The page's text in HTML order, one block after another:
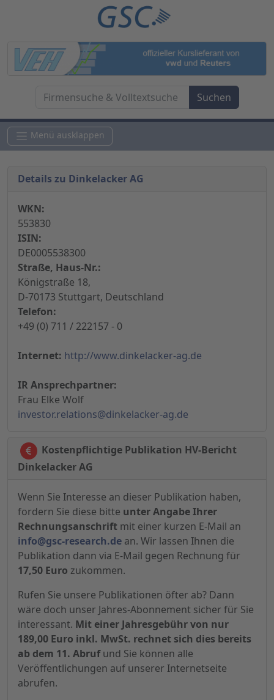
Menü ausklappen
Details zu Dinkelacker AG
WKN:
553830
ISIN:
DE0005538300
Straße, Haus-Nr.:
Königstraße 18,
D-70173 Stuttgart, Deutschland
Telefon:
+49 (0) 711 / 222157 - 0
Internet: http://www.dinkelacker-ag.de
IR Ansprechpartner:
Frau Elke Wolf
investor.relations@dinkelacker-ag.de
Kostenpflichtige Publikation HV-Bericht
Dinkelacker AG
Wenn Sie Interesse an dieser Publikation haben,
fordern Sie diese bitte unter Angabe Ihrer
Rechnungsanschrift mit einer kurzen E-Mail an
info@gsc-research.de an. Wir lassen Ihnen die
Publikation dann via E-Mail gegen Rechnung für
17,50 Euro zukommen.
Rufen Sie unsere Publikationen öfter ab? Dann
wäre doch unser Jahres-Abonnement sicher für Sie
interessant. Mit einer Jahresgebühr von nur
189,00 Euro inkl. MwSt. rechnet sich dies bereits
ab dem 11. Abrufund Sie können alle
Veröffentlichungen auf unserer Internetseite
abrufen.